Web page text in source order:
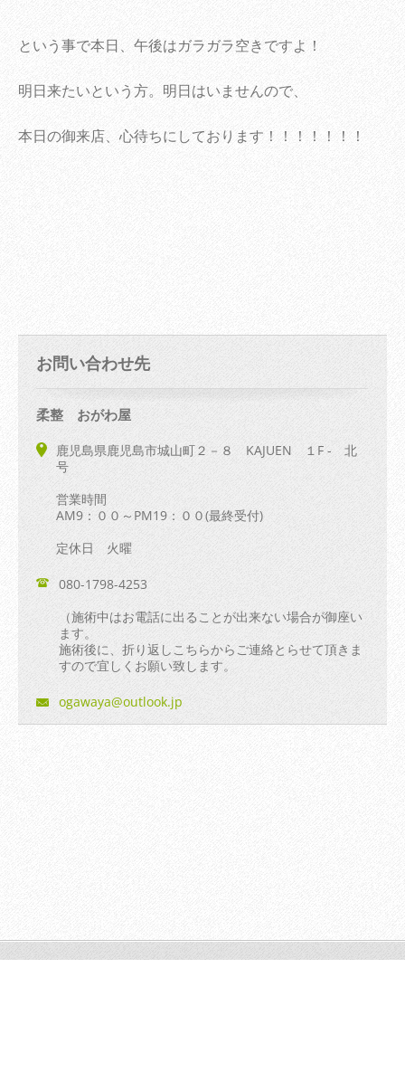
という事で本日、午後はガラガラ空きですよ！
明日来たいという方。明日はいませんので、
本日の御来店、心待ちにしております！！！！！！！
お問い合わせ先
柔整 おがわ屋
鹿児島県鹿児島市城山町２－８ KAJUEN １F - 北
号
営業時間
AM9：００～PM19：００(最終受付)
定休日 火曜
080-1798-4253
（施術中はお電話に出ることが出来ない場合が御座い
ます。
施術後に、折り返しこちらからご連絡とらせて頂きま
すので宜しくお願い致します。
ogawaya@outlook.jp